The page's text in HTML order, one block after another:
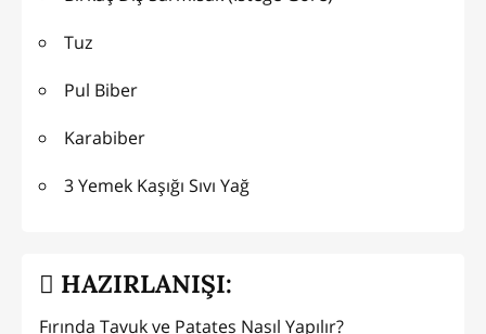
Tuz
Pul Biber
Karabiber
3 Yemek Kaşığı Sıvı Yağ
HAZIRLANIŞI:
Fırında Tavuk ve Patates Nasıl Yapılır?